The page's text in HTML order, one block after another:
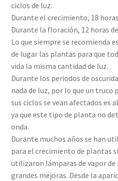
ciclos de luz:
Durante el crecimiento, 18
Durante la floración, 12 horas
Lo que siempre se recomienda
de lugar las plantas para que
vida la misma cantidad de luz.
Durante los periodos de
nada de luz, por lo que un truco
sus ciclos se vean afectados es
ya que este tipo de planta no
onda.
Durante muchos años se han
para el crecimiento de plantas
utilizaron lámparas de vapor de
grandes mejoras. Desde la